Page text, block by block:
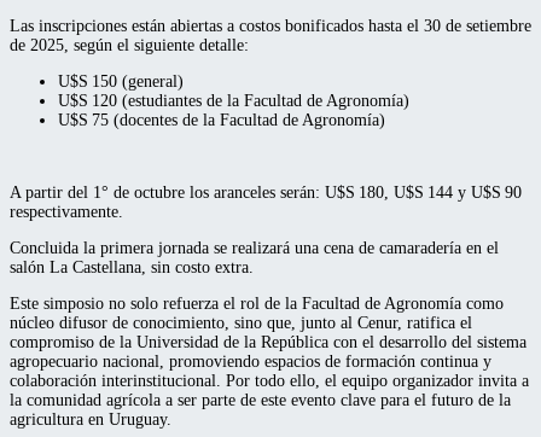
Las inscripciones están abiertas a costos bonificados hasta el 30 de setiembre
de 2025, según el siguiente detalle:
U$S 150 (general)
U$S 120 (estudiantes de la Facultad de Agronomía)
U$S 75 (docentes de la Facultad de Agronomía)
A partir del 1° de octubre los aranceles serán: U$S 180, U$S 144 y U$S 90
respectivamente.
Concluida la primera jornada se realizará una cena de camaradería en el
salón La Castellana, sin costo extra.
Este simposio no solo refuerza el rol de la Facultad de Agronomía como
núcleo difusor de conocimiento, sino que, junto al Cenur, ratifica el
compromiso de la Universidad de la República con el desarrollo del sistema
agropecuario nacional, promoviendo espacios de formación continua y
colaboración interinstitucional. Por todo ello, el equipo organizador invita a
la comunidad agrícola a ser parte de este evento clave para el futuro de la
agricultura en Uruguay.